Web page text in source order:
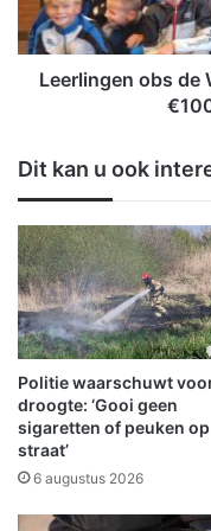
Z
i
h
u
i
s
m
o
g
e
n
p
e
r
d
g
e
d
e
W
a
t
e
r
l
e
l
i
e
h
Leerlingen obs de
Dit kan u ook
Politie waarschuwt
droogte: ‘Gooi geen
sigaretten of peuken op
straat’
6 augustus 2026